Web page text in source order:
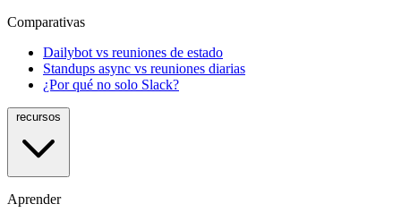
Comparativas
Dailybot vs reuniones de estado
Standups async vs reuniones diarias
¿Por qué no solo Slack?
Aprender